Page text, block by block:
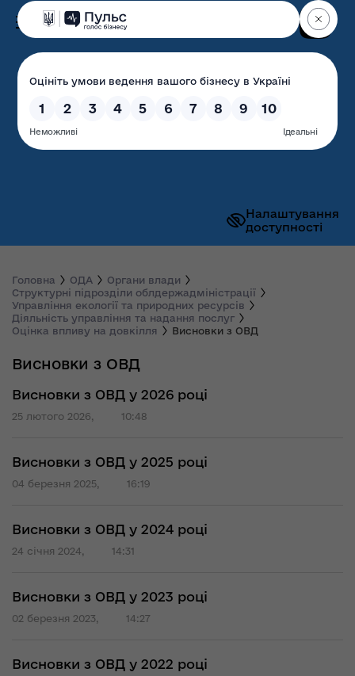
Налаштування
доступності
Волинська обласна
державна адміністрація
Головна ОДА
Органи влади
Структурні підрозділи облдержадміністрації
Управління екології та природних ресурсів
Діяльність управління та надання послуг
Оцінка впливу на довкілля
Висновки з ОВД
Висновки з ОВД
Висновки з ОВД у 2026 році
25 лютого 2026, 10:48
Висновки з ОВД у 2025 році
04 березня 2025, 16:19
Висновки з ОВД у 2024 році
24 січня 2024, 14:31
Висновки з ОВД у 2023 році
02 березня 2023, 14:27
Висновки з ОВД у 2022 році